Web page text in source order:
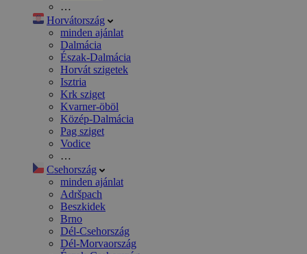
…
Horvátország
minden ajánlat
Dalmácia
Észak-Dalmácia
Horvát szigetek
Isztria
Krk sziget
Kvarner-öböl
Közép-Dalmácia
Pag sziget
Vodice
…
Csehország
minden ajánlat
Adršpach
Beszkidek
Brno
Dél-Csehország
Dél-Morvaország